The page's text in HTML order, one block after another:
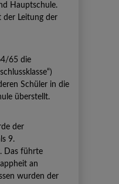
Hauptschule.
der Leitung der
65 die
Schüler in die
überstellt.
der
9.
Das führte
an
wurden der